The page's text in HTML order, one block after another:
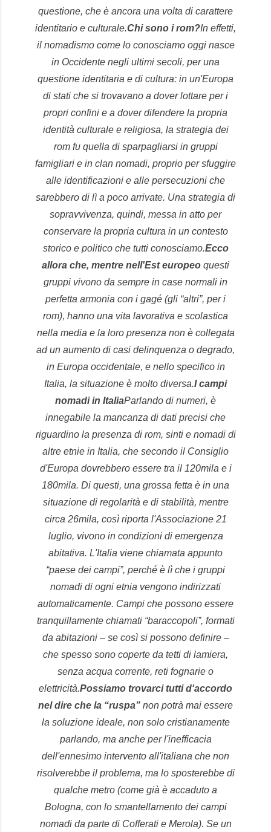
questione, che è ancora una volta di carattere
identitario e culturale.Chi sono i rom?In effetti,
il nomadismo come lo conosciamo oggi nasce
in Occidente negli ultimi secoli, per una
questione identitaria e di cultura: in un'Europa
di stati che si trovavano a dover lottare per i
propri confini e a dover difendere la propria
identità culturale e religiosa, la strategia dei
rom fu quella di sparpagliarsi in gruppi
famigliari e in clan nomadi, proprio per sfuggire
alle identificazioni e alle persecuzioni che
sarebbero di lì a poco arrivate. Una strategia di
sopravvivenza, quindi, messa in atto per
conservare la propria cultura in un contesto
storico e politico che tutti conosciamo.Ecco
allora che, mentre nell'Est europeo questi
gruppi vivono da sempre in case normali in
perfetta armonia con i gagé (gli “altri”, per i
rom), hanno una vita lavorativa e scolastica
nella media e la loro presenza non è collegata
ad un aumento di casi delinquenza o degrado,
in Europa occidentale, e nello specifico in
Italia, la situazione è molto diversa.I campi
nomadi in ItaliaParlando di numeri, è
innegabile la mancanza di dati precisi che
riguardino la presenza di rom, sinti e nomadi di
altre etnie in Italia, che secondo il Consiglio
d'Europa dovrebbero essere tra il 120mila e i
180mila. Di questi, una grossa fetta è in una
situazione di regolarità e di stabilità, mentre
circa 26mila, così riporta l'Associazione 21
luglio, vivono in condizioni di emergenza
abitativa. L'Italia viene chiamata appunto
“paese dei campi”, perché è lì che i gruppi
nomadi di ogni etnia vengono indirizzati
automaticamente. Campi che possono essere
tranquillamente chiamati “baraccopoli”, formati
da abitazioni – se così si possono definire –
che spesso sono coperte da tetti di lamiera,
senza acqua corrente, reti fognarie o
elettricità.Possiamo trovarci tutti d'accordo
nel dire che la “ruspa” non potrà mai essere
la soluzione ideale, non solo cristianamente
parlando, ma anche per l'inefficacia
dell'ennesimo intervento all'italiana che non
risolverebbe il problema, ma lo sposterebbe di
qualche metro (come già è accaduto a
Bologna, con lo smantellamento dei campi
nomadi da parte di Cofferati e Merola). Se un